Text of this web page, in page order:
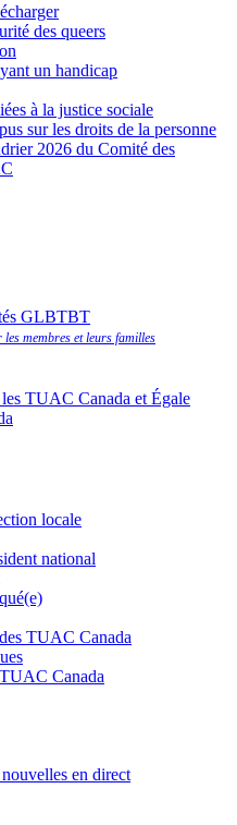
des queers
un handicap
à la justice sociale
sur les droits de la personne
2026 du Comité des
GLBTBT
membres et leurs familles
TUAC Canada et Égale
locale
national
TUAC Canada
Canada
en direct